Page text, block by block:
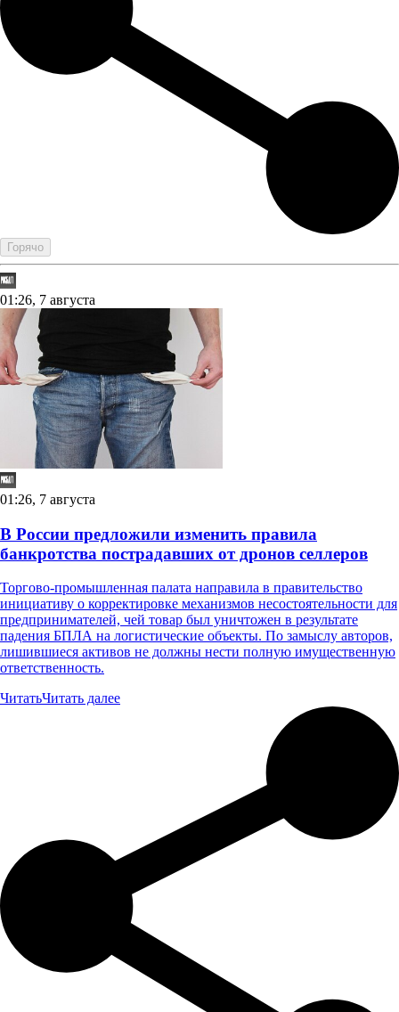
Горячо
01:26, 7 августа
01:26, 7 августа
В России предложили изменить правила
банкротства пострадавших от дронов селлеров
Торгово-промышленная палата направила в правительство
инициативу о корректировке механизмов несостоятельности для
предпринимателей, чей товар был уничтожен в результате
падения БПЛА на логистические объекты. По замыслу авторов,
лишившиеся активов не должны нести полную имущественную
ответственность.
ЧитатьЧитать далее